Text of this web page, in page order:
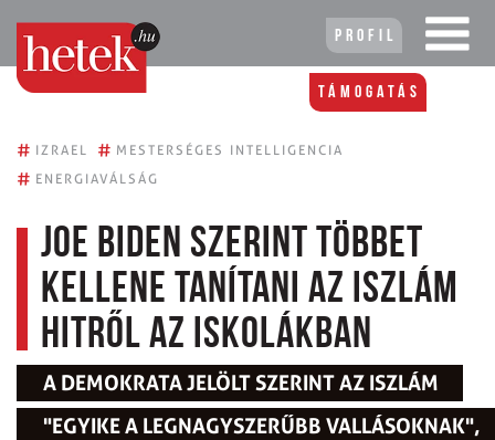
Profil
Támogatás
# IZRAEL # MESTERSÉGES INTELLIGENCIA
# ENERGIAVÁLSÁG
Joe Biden szerint többet
kellene tanítani az iszlám
hitről az iskolákban
A DEMOKRATA JELÖLT SZERINT AZ ISZLÁM
"EGYIKE A LEGNAGYSZERŰBB VALLÁSOKNAK",